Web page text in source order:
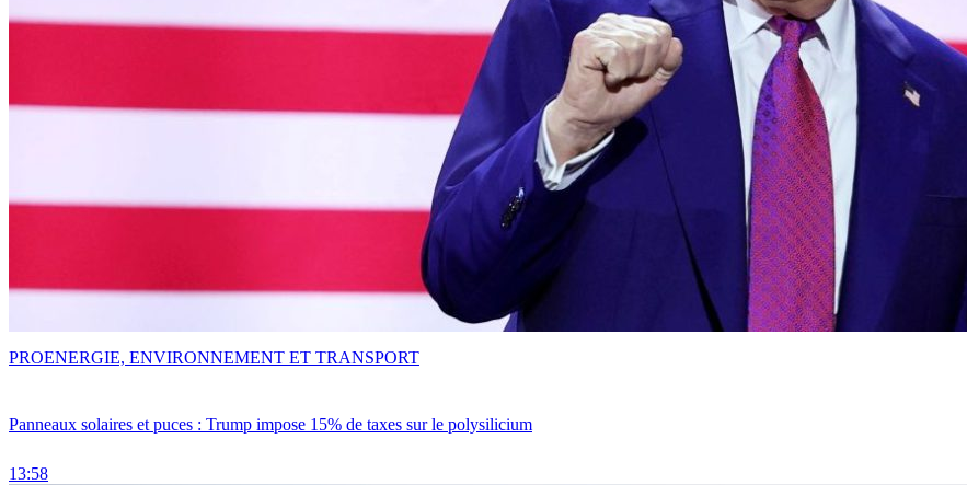
Panneaux solaires et puces : Trump impose 15% de taxes sur le polysilicium
13:58
PROENERGIE, ENVIRONNEMENT ET TRANSPORT